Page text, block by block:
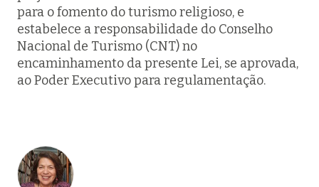
para o fomento do turismo religioso, e
estabelece a responsabilidade do Conselho
Nacional de Turismo (CNT) no
encaminhamento da presente Lei, se aprovada,
ao Poder Executivo para regulamentação.